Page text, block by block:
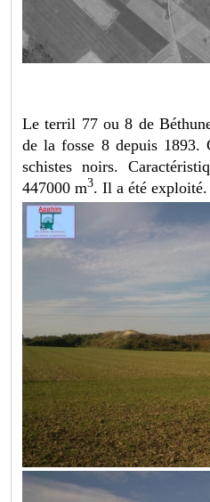
Le terril 77 ou 8 de
de la fosse 8 depuis 1893.
schistes noirs.
447000 m3. Il a été exploité.